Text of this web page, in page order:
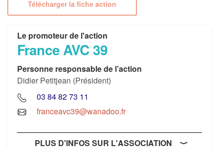
Télécharger la fiche action
Le promoteur de l'action
France AVC 39
Personne responsable de l’action
Didier Petitjean (Président)
03 84 82 73 11
franceavc39@wanadoo.fr
PLUS D'INFOS SUR L'ASSOCIATION